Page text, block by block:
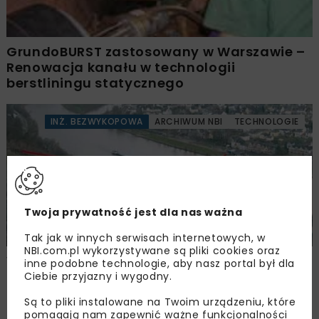
GrundoBURST zastosowany w Warszawie –
Renowacja kanału w technologii
berstliningu statycznego
INŻ. BEZWYKOPOWA ARCHIWUM NBI TECHNOLOGIE
W skale pod Moselem – Trudny przewiert
S&V Tiefbautechnik GmbH
Twoja prywatność jest dla nas ważna
Tak jak w innych serwisach internetowych, w
NBI.com.pl wykorzystywane są pliki cookies oraz
inne podobne technologie, aby nasz portal był dla
Ciebie przyjazny i wygodny.
Są to pliki instalowane na Twoim urządzeniu, które
pomagają nam zapewnić ważne funkcjonalności